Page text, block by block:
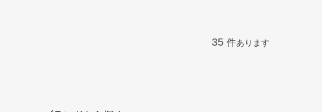
35 件あります